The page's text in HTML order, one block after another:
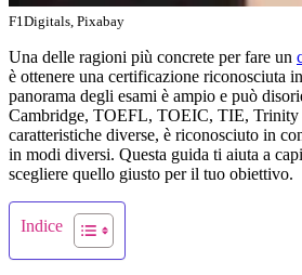
F1Digitals, Pixabay
Una delle ragioni più concrete per fare un
è ottenere una certificazione riconosciuta
panorama degli esami è ampio e può
Cambridge, TOEFL, TOEIC, TIE,
caratteristiche diverse, è riconosciuto in
in modi diversi. Questa guida ti aiuta a
scegliere quello giusto per il tuo obiettivo.
Indice